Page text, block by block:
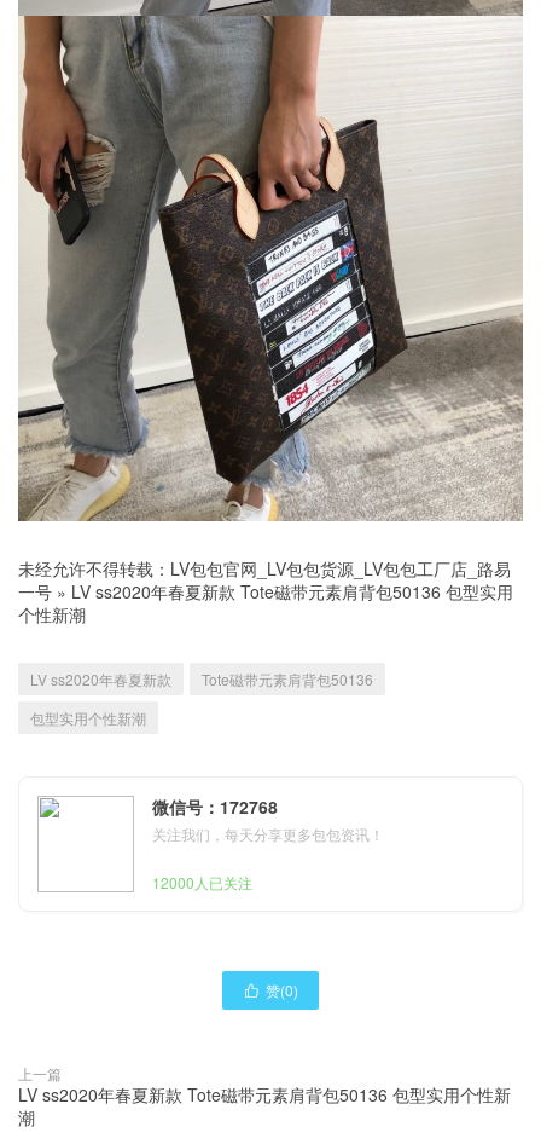
未经允许不得转载： LV包包官网_LV包包货源_LV包包工厂店_路易
一号 » LV ss2020年春夏新款 Tote磁带元素肩背包50136 包型实用
个性新潮
LV ss2020年春夏新款
Tote磁带元素肩背包50136
包型实用个性新潮
微信号：172768
关注我们，每天分享更多包包资讯！
12000人已关注
 赞(0)
上一篇
LV ss2020年春夏新款 Tote磁带元素肩背包50136 包型实用个性新
潮